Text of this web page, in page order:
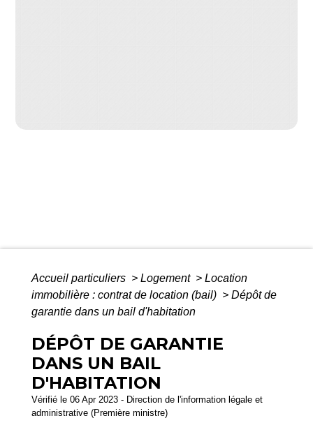
Accueil particuliers > Logement > Location
immobilière : contrat de location (bail) > Dépôt de
garantie dans un bail d'habitation
DÉPÔT DE GARANTIE
DANS UN BAIL
D'HABITATION
Vérifié le 06 Apr 2023 - Direction de l'information légale et
administrative (Première ministre)